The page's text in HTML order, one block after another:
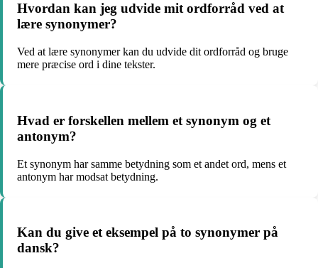
Hvordan kan jeg udvide mit ordforråd ved at
lære synonymer?
Ved at lære synonymer kan du udvide dit ordforråd og bruge
mere præcise ord i dine tekster.
Hvad er forskellen mellem et synonym og et
antonym?
Et synonym har samme betydning som et andet ord, mens et
antonym har modsat betydning.
Kan du give et eksempel på to synonymer på
dansk?